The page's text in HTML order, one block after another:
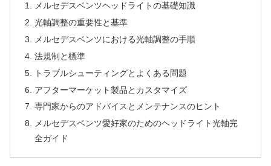
メルセデスベンツヘッドライトの基礎知識
光軸調整の重要性と基準
メルセデスベンツにおける光軸調整の手順
法規制と標準
トラブルシューティングとよくある問題
アフターマーケット製品とカスタマイズ
専門家からのアドバイスとメンテナンスのヒント
メルセデスベンツ愛好家のためのヘッドライト光軸完
全ガイド